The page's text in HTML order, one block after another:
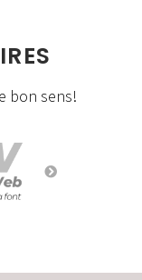
bon sens!